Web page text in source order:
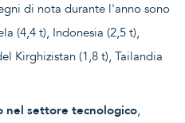
di nota durante l'anno sono
(4,4 t), Indonesia (2,5 t),
Kirghizistan (1,8 t), Tailandia
nel settore tecnologico,